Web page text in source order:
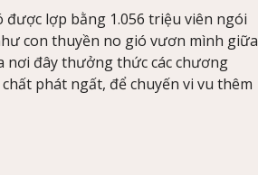
lợp bằng 1.056 triệu viên ngói
con thuyền no gió vươn mình giữa
nơi đây thưởng thức các chương
phát ngất, để chuyến vi vu thêm